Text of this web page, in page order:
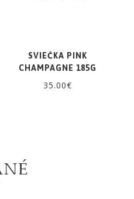
SVIEČKA PINK
CHAMPAGNE 185G
35.00€